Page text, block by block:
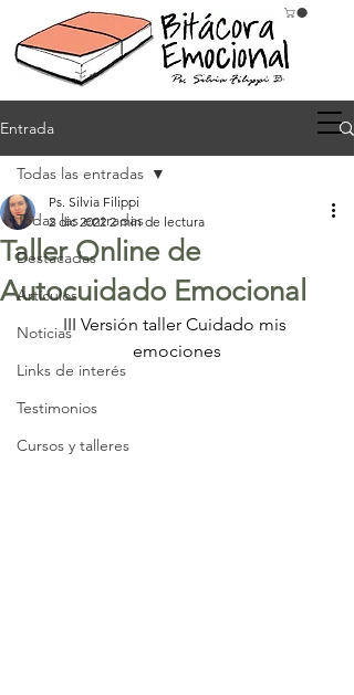
Entrada
Todas las entradas
Destacadas
Artículos
Noticias
Links de interés
Testimonios
Cursos y talleres
Todas las entradas
Taller Online de
Autocuidado Emocional
Ps. Silvia Filippi
2 dic 2022 2 min de lectura
III Versión taller Cuidado mis
emociones